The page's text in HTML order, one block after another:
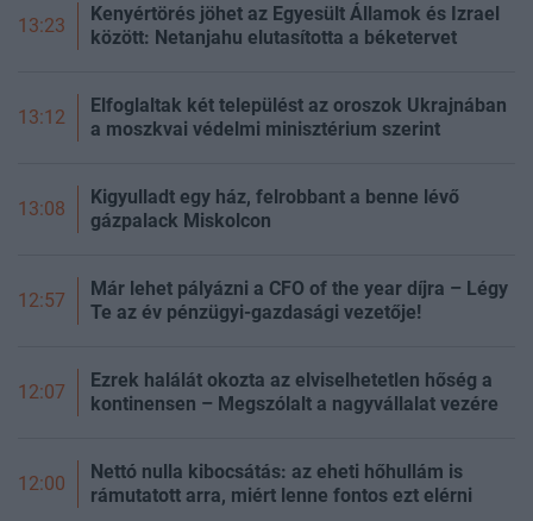
13:23
Kenyértörés jöhet az Egyesült Államok és Izrael
között: Netanjahu elutasította a béketervet
13:12
Elfoglaltak két települést az oroszok Ukrajnában
a moszkvai védelmi minisztérium szerint
13:08
Kigyulladt egy ház, felrobbant a benne lévő
gázpalack Miskolcon
12:57
Már lehet pályázni a CFO of the year díjra – Légy
Te az év pénzügyi-gazdasági vezetője!
12:07
Ezrek halálát okozta az elviselhetetlen hőség a
kontinensen – Megszólalt a nagyvállalat vezére
12:00
Nettó nulla kibocsátás: az eheti hőhullám is
rámutatott arra, miért lenne fontos ezt elérni